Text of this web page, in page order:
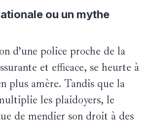
ou un mythe
d’une police proche de la
et efficace, se heurte à
plus amère. Tandis que la
les plaidoyers, le
de mendier son droit à des